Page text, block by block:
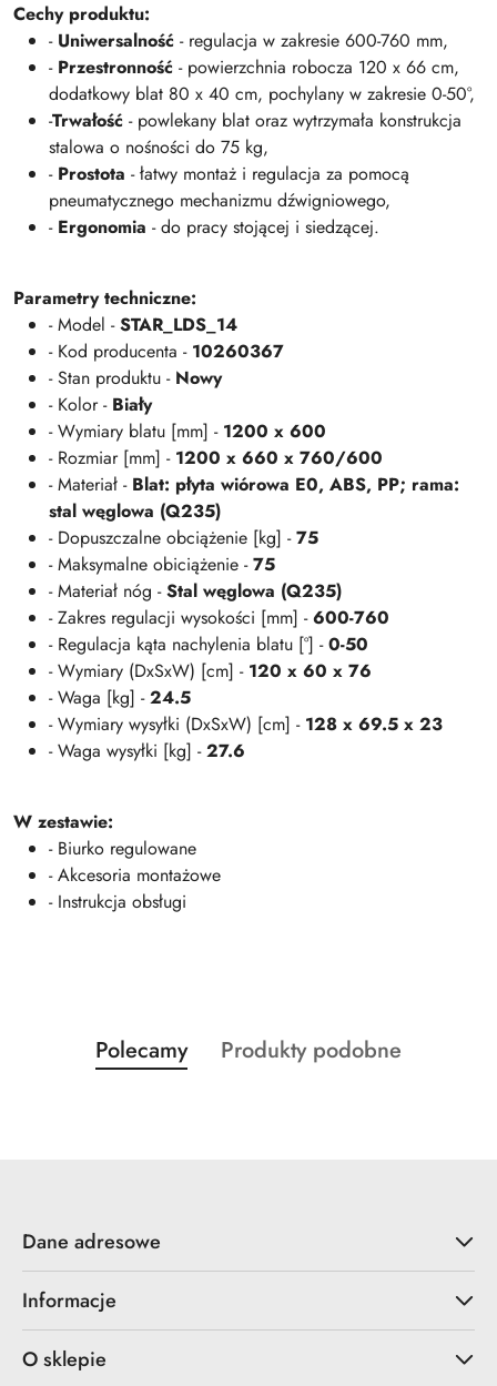
Cechy produktu:
- Uniwersalność - regulacja w zakresie 600-760 mm,
- Przestronność - powierzchnia robocza 120 x 66 cm,
dodatkowy blat 80 x 40 cm, pochylany w zakresie 0-50°,
-Trwałość - powlekany blat oraz wytrzymała konstrukcja
stalowa o nośności do 75 kg,
- Prostota - łatwy montaż i regulacja za pomocą
pneumatycznego mechanizmu dźwigniowego,
- Ergonomia - do pracy stojącej i siedzącej.
Parametry techniczne:
- Model -STAR_LDS_14
- Kod producenta - 10260367
- Stan produktu - Nowy
- Kolor - Biały
- Wymiary blatu [mm] - 1200 x 600
- Rozmiar [mm] - 1200 x 660 x 760/600
- Materiał - Blat: płyta wiórowa E0, ABS, PP; rama:
stal węglowa (Q235)
- Dopuszczalne obciążenie [kg] -75
- Maksymalne obiciążenie -75
- Materiał nóg -Stal węglowa (Q235)
- Zakres regulacji wysokości [mm] -600-760
- Regulacja kąta nachylenia blatu [°] -0-50
- Wymiary (DxSxW) [cm] - 120 x 60 x 76
- Waga [kg] -24.5
- Wymiary wysyłki (DxSxW) [cm] - 128 x 69.5 x 23
- Waga wysyłki [kg] -27.6
W zestawie:
- Biurko regulowane
- Akcesoria montażowe
- Instrukcja obsługi
Pomiń karuzelę produktów
Produkty
o
Polecamy
Produkty
Produkty podobne
Dane adresowe
Informacje
O sklepie